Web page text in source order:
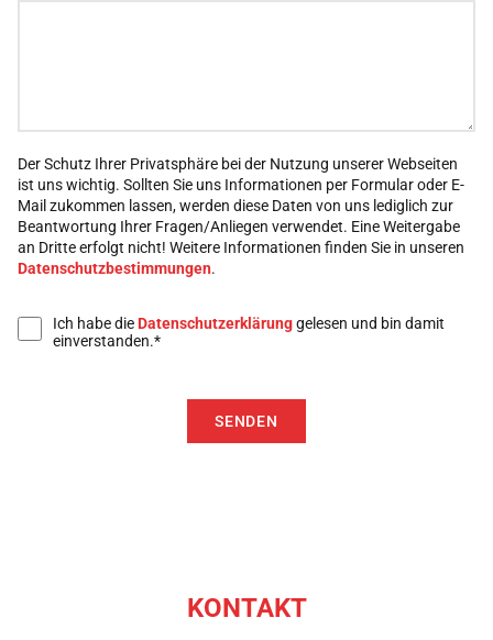
Der Schutz Ihrer Privatsphäre bei der Nutzung unserer Webseiten
ist uns wichtig. Sollten Sie uns Informationen per Formular oder E-
Mail zukommen lassen, werden diese Daten von uns lediglich zur
Beantwortung Ihrer Fragen/Anliegen verwendet. Eine Weitergabe
an Dritte erfolgt nicht! Weitere Informationen finden Sie in unseren
Datenschutzbestimmungen.
Ich habe die Datenschutzerklärunggelesen und bin damit
einverstanden.*
KONTAKT